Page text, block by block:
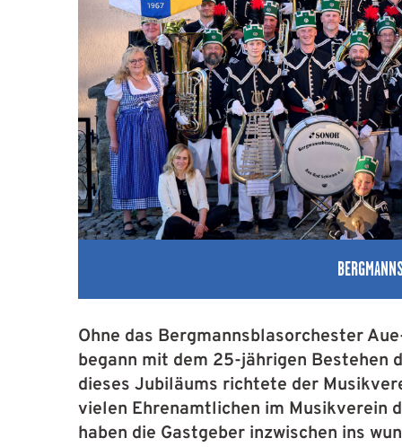
Ohne das Bergmannsblasorchester
begann mit dem 25-jährigen Bestehen
dieses Jubiläums richtete der
vielen Ehrenamtlichen im Musikverein
haben die Gastgeber inzwischen ins